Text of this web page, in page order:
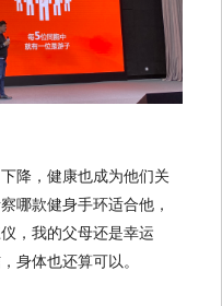
降，健康也成为他们关
哪款健身手环适合他，
，我的父母还是幸运
身体也还算可以。